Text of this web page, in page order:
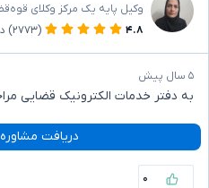
وکیل پایه یک مرکز وکلای
۴.۸
(۲۷۷۳)
۵ سال پیش
به دفتر خدمات الکترونیک قضایی
دریافت
۰